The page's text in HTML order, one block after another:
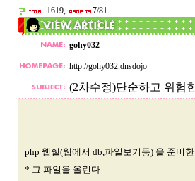
1619, 7/81
gohy032
http://gohy032.dnsdojo
(2차수정)단순하고 위험
php 웹쉘(웹에서 db,파일보기등) 을 준비
* 그 파일을 올린다